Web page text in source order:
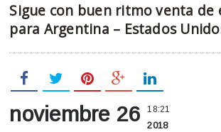
Sigue con buen ritmo venta de
para Argentina – Estados
noviembre 26 18:21
2018